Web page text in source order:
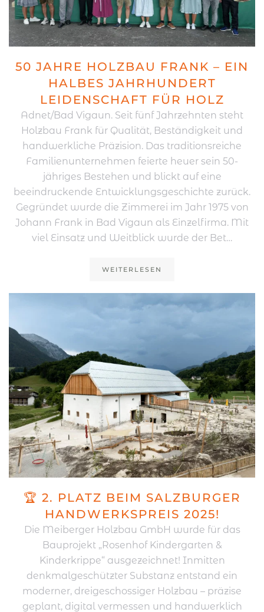
50 JAHRE HOLZBAU FRANK – EIN
HALBES JAHRHUNDERT
LEIDENSCHAFT FÜR HOLZ
Adnet/Bad Vigaun. Seit fünf Jahrzehnten steht
Holzbau Frank für Qualität, Beständigkeit und
handwerkliche Präzision. Das traditionsreiche
Familienunternehmen feierte heuer sein 50-
jähriges Bestehen und blickt auf eine
beeindruckende Entwicklungsgeschichte zurück.
Gegründet wurde die Zimmerei im Jahr 1975 von
Johann Frank in Bad Vigaun als Einzelfirma. Mit
viel Einsatz und Weitblick wurde der Bet…
WEITERLESEN
🏆 2. PLATZ BEIM SALZBURGER
HANDWERKSPREIS 2025!
Die Meiberger Holzbau GmbH wurde für das
Bauprojekt „Rosenhof Kindergarten &
Kinderkrippe“ ausgezeichnet! Inmitten
denkmalgeschützter Substanz entstand ein
moderner, dreigeschossiger Holzbau – präzise
geplant, digital vermessen und handwerklich